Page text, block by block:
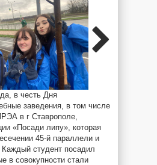
в честь Дня
заведения, в том числе
в г Ставрополе,
«Посади липу», которая
45-й параллели и
Каждый студент посадил
в совокупности стали